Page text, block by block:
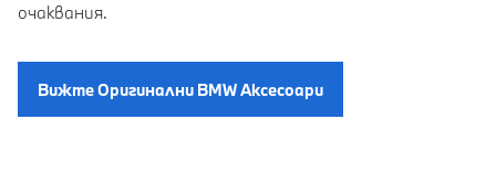
очаквания.
Вижте Oригинални BMW Aксесоари